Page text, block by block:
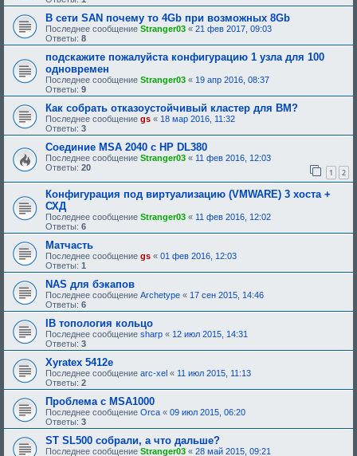
б
р
я
В сети SAN почему то 4Gb при возможных 8Gb
Последнее сообщение Stranger03 « 21 фев 2017, 09:03
Ответы: 8
подскажите пожалуйста конфигурацию 1 узла для 100
одновремен
Последнее сообщение Stranger03 « 19 апр 2016, 08:37
Ответы: 9
Как собрать отказоустойчивый кластер для ВМ?
Последнее сообщение gs « 18 мар 2016, 11:32
Ответы: 3
Соединие MSA 2040 c HP DL380
Последнее сообщение Stranger03 « 11 фев 2016, 12:03
Ответы: 20 1 2
Конфигурация под виртуализацию (VMWARE) 3 хоста +
СХД
Последнее сообщение Stranger03 « 11 фев 2016, 12:02
Ответы: 6
Матчасть
Последнее сообщение gs « 01 фев 2016, 12:03
Ответы: 1
NAS для бэкапов
Последнее сообщение Archetype « 17 сен 2015, 14:46
Ответы: 6
IB топология кольцо
Последнее сообщение sharp « 12 июл 2015, 14:31
Ответы: 3
Xyratex 5412e
Последнее сообщение arc-xel « 11 июл 2015, 11:13
Ответы: 2
Проблема с MSA1000
Последнее сообщение Orca « 09 июл 2015, 06:20
Ответы: 3
ST SL500 собрали, а что дальше?
Последнее сообщение Stranger03 « 28 май 2015, 09:21